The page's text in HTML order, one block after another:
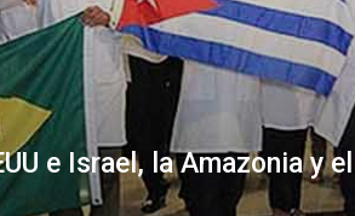
e Israel, la Amazonia y